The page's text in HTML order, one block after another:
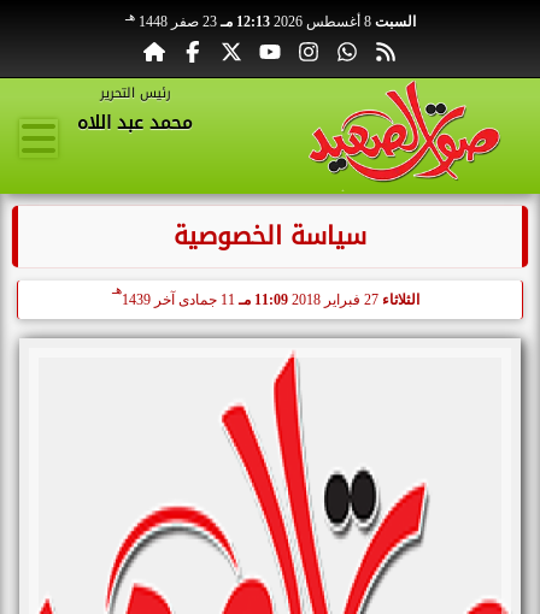
السبت 8 أغسطس 2026 12:13 مـ 23 صفر 1448 هـ
رئيس التحرير
محمد عبد اللاه
سياسة الخصوصية
الثلاثاء 27 فبراير 2018 11:09 مـ 11 جمادى آخر 1439
هـ